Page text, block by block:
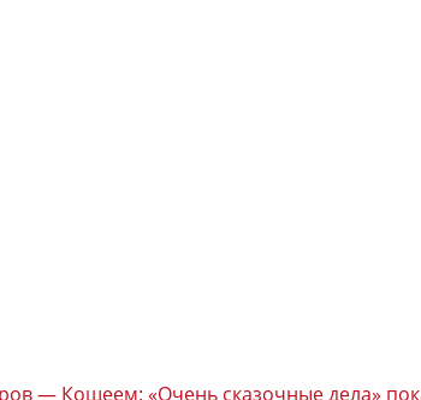
— Кощеем: «Очень сказочные дела»